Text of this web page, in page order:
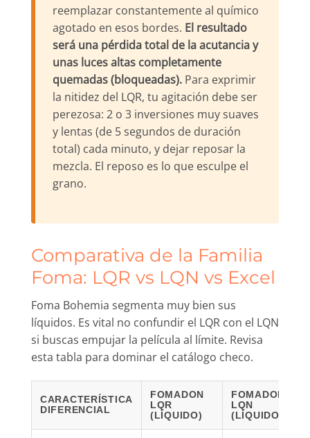
reemplazar constantemente al químico
agotado en esos bordes. El resultado
será una pérdida total de la acutancia y
unas luces altas completamente
quemadas (bloqueadas). Para exprimir
la nitidez del LQR, tu agitación debe ser
perezosa: 2 o 3 inversiones muy suaves
y lentas (de 5 segundos de duración
total) cada minuto, y dejar reposar la
mezcla. El reposo es lo que esculpe el
grano.
Comparativa de la Familia
Foma: LQR vs LQN vs Excel
Foma Bohemia segmenta muy bien sus
líquidos. Es vital no confundir el LQR con el LQN
si buscas empujar la película al límite. Revisa
esta tabla para dominar el catálogo checo.
CARACTERÍSTICA
DIFERENCIAL
FOMADON
LQR
(LÍQUIDO)
FOMADON
LQN
(LÍQUIDO)